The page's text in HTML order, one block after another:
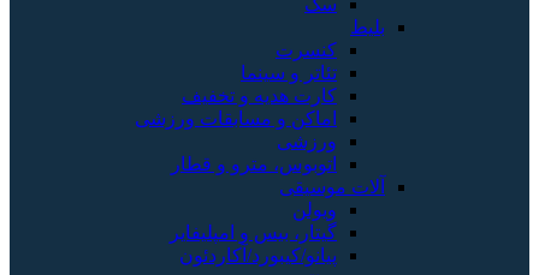
کنسرت
تئاتر و سینما
کارت هدیه و تخفیف
اماکن و مسابقات ورزشی
ورزشی
اتوبوس، مترو و قطار
آلات موسیقی
گیتار، بیس و امپلیفایر
پیانو/کیبورد/آکاردئون